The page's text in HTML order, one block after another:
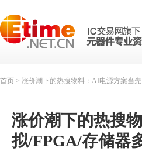
首页 > 涨价潮下的热搜物料：AI电源方案当
涨价潮下的热搜
拟/FPGA/存储器